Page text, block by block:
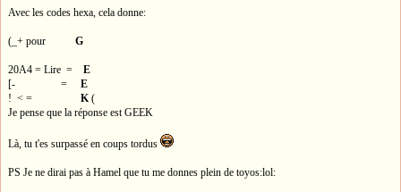
Avec les codes hexa, cela donne:
(_+ pour G
20A4 = Lire = E
[- = E
! < = K(
Je pense que la réponse est GEEK
Là, tu t'es surpassé en coups tordus
PS Je ne dirai pas à Hamel que tu me donnes plein de toyos:lol: